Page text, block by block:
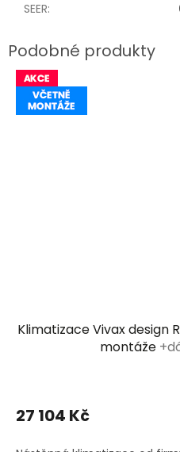
SEER:
Klimatizace Vivax design
montáže
27 104 Kč